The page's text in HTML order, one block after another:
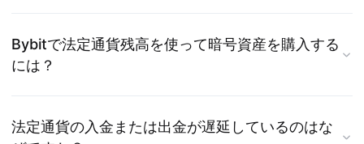
Bybitで法定通貨残高を使って暗号資産を購入する
には？
法定通貨の入金または出金が遅延しているのはな